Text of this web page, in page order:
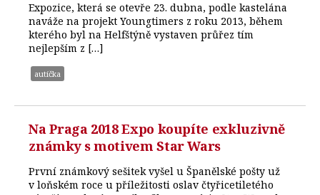
Expozice, která se otevře 23. dubna, podle kastelána
naváže na projekt Youngtimers z roku 2013, během
kterého byl na Helfštýně vystaven průřez tím
nejlepším z […]
autíčka
Na Praga 2018 Expo koupíte exkluzivně
známky s motivem Star Wars
První známkový sešitek vyšel u Španělské pošty už
v loňském roce u příležitosti oslav čtyřicetiletého